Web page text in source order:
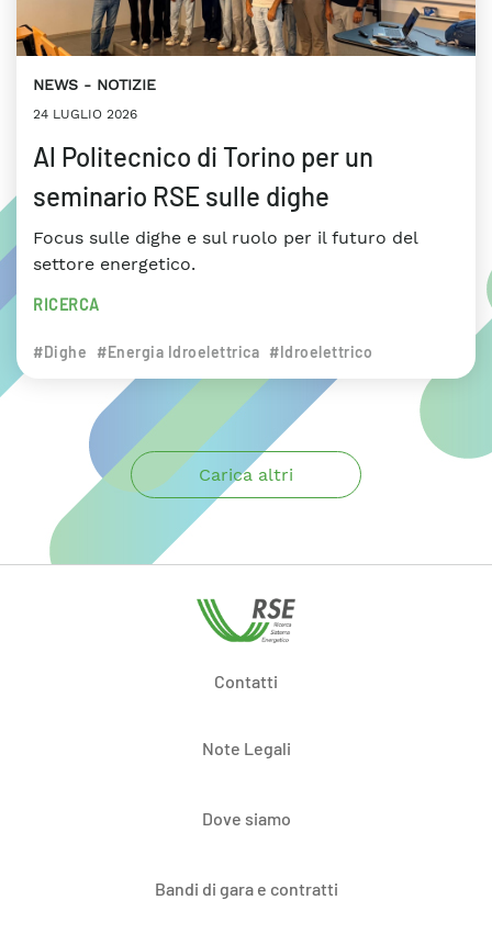
NEWS NOTIZIE
24 LUGLIO 2026
Al Politecnico di Torino per un
seminario RSE sulle dighe
Focus sulle dighe e sul ruolo per il futuro del
settore energetico.
RICERCA
#Dighe #Energia Idroelettrica #Idroelettrico
Carica altri
Contatti
Note Legali
Dove siamo
Bandi di gara e contratti